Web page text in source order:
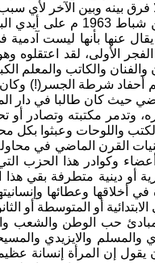
لقد عرفت هذا الحزب في شخص عمي عبدا
عنها بأنها ليست
الأولى، لقد اعتقلوه
والكاتب والمعلم
أحفاد شرطة الجسر(!)
وتدمر مكتبته وتصادر أو
القرن الماضي في
وكوادر هذا الحزب
دينية متطرفة بقي هذا
في أخلاقها وعطائها
أو المتوسطة أو
حب الوطن والشعب
والمسلم والايزيدي
إن المرأة إنسانة عظيمة